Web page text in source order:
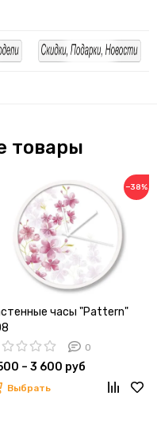
товары
−38%
часы "Pattern"
0
– 3 600 руб
Выбрать